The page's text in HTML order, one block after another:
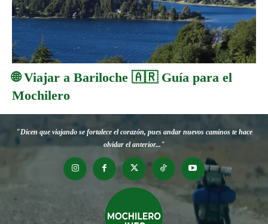
🌐 Viajar a Bariloche 🇦🇷 Guía para el
Mochilero
"Dicen que viajando se fortalece el corazón, pues andar nuevos caminos te hace
olvidar el anterior..."